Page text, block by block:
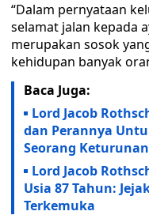
“Dalam pernyataan
selamat jalan kepada
merupakan sosok
kehidupan banyak
Baca Juga:
Lord Jacob
dan Perannya
Seorang
Lord Jacob
Usia 87 Tahun:
Terkemuka